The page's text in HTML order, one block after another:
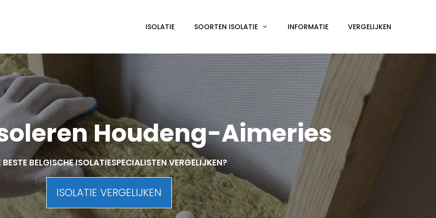
ISOLATIE SOORTEN ISOLATIE INFORMATIE VERGELIJKEN
Houdeng-Aimeries
BESTE BELGISCHE ISOLATIESPECIALISTEN VERGELIJKEN?
ISOLATIE VERGELIJKEN